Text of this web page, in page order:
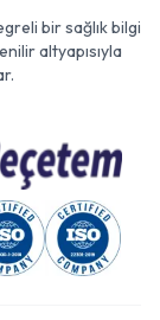
bir sağlık bilgi
altyapısıyla